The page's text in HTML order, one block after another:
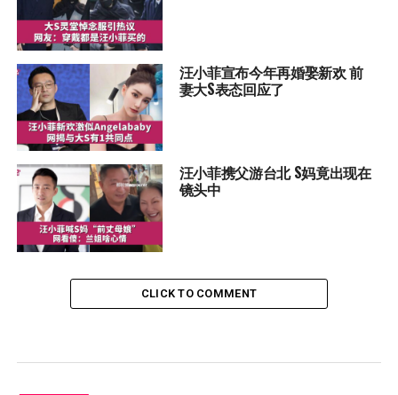
汪小菲宣布今年再婚娶新欢 前
妻大S表态回应了
汪小菲携父游台北 S妈竟出现在
镜头中
CLICK TO COMMENT